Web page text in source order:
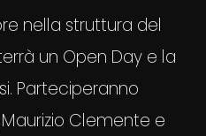
nella struttura del
un Open Day e la
Parteciperanno
Clemente e